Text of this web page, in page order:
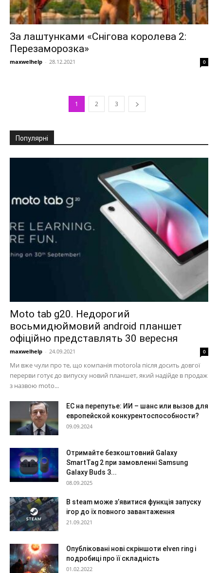
За лаштунками «Снігова королева 2:
Перезаморозка»
maxwelhelp - 28.12.2021 0
1 2 3
Популярні
Moto tab g20. Недорогий
восьмидюймовий android планшет
офіційно представлять 30 вересня
maxwelhelp - 24.09.2021 0
Ми вже чули про те, що компанія motorola після досить довгої
перерви готує до випуску новий планшет, який надійде в продаж
з назвою moto...
ЕС на перепутье: ИИ – шанс или вызов для
европейской конкурентоспособности?
09.09.2024
Отримайте безкоштовний Galaxy
SmartTag 2 при замовленні Samsung
Galaxy Buds 3...
08.09.2025
В steam може з’явитися функція запуску
ігор до їх повного завантаження
21.09.2021
Опубліковані нові скріншоти elven ring і
подробиці про її складність
01.02.2022